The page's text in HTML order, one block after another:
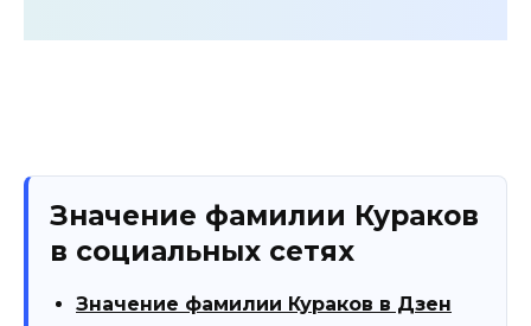
Значение фамилии Кураков
в социальных сетях
Значение фамилии Кураков в Дзен